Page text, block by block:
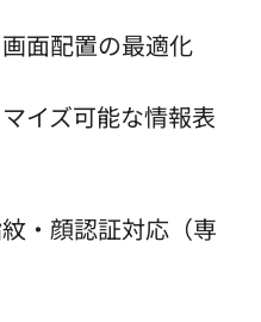
面配置の最適化
イズ可能な情報表
・顔認証対応（専